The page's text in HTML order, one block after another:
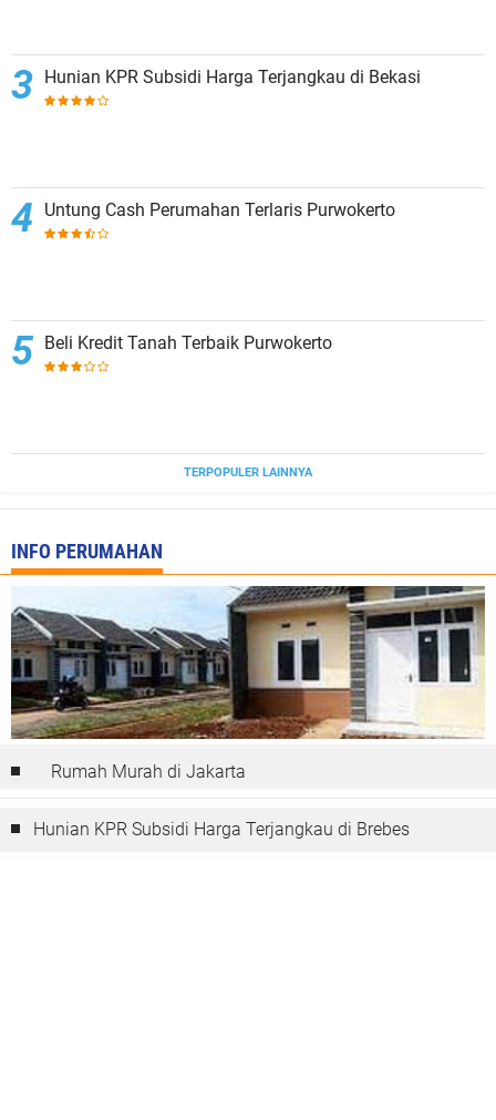
Hunian KPR Subsidi Harga Terjangkau di Bekasi
Untung Cash Perumahan Terlaris Purwokerto
Beli Kredit Tanah Terbaik Purwokerto
TERPOPULER LAINNYA
INFO PERUMAHAN
Rumah Murah di Jakarta
Hunian KPR Subsidi Harga Terjangkau di Brebes